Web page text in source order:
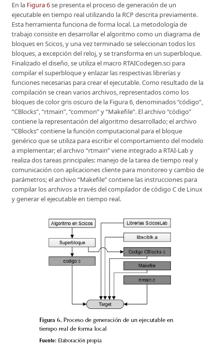
En la Figura 6se presenta el proceso de generación de un
ejecutable en tiempo real utilizando la RCP descrita previamente.
Esta herramienta funciona de forma local. La metodología de
trabajo consiste en desarrollar el algoritmo como un diagrama de
bloques en Scicos, y una vez terminado se seleccionan todos los
bloques, a excepción del reloj, y se transforma en un superbloque.
Finalizado el diseño, se utiliza el macro RTAICodegen.sci para
compilar el superbloque y enlazar las respectivas librerías y
funciones necesarias para crear el ejecutable. Como resultado de la
compilación se crean varios archivos, representados como los
bloques de color gris oscuro de la Figura 6, denominados “código”,
“CBlocks”, “rtmain”, “common” y “Makefile”. El archivo “código”
contiene la representación del algoritmo desarrollado; el archivo
“CBlocks” contiene la función computacional para el bloque
genérico que se utiliza para escribir el comportamiento del modelo
a implementar; el archivo “rtmain” viene integrado a RTAI-Lab y
realiza dos tareas principales: manejo de la tarea de tiempo real y
comunicación con aplicaciones cliente para monitoreo y cambio de
parámetros; el archivo “Makefile” contiene las instrucciones para
compilar los archivos a través del compilador de código C de Linux
y generar el ejecutable en tiempo real.